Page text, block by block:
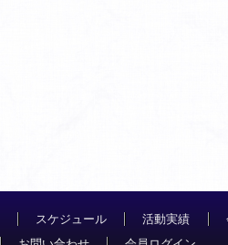
スケジュール 活動実績